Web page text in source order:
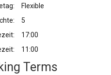
Flexible
5
17:00
11:00
Terms